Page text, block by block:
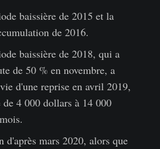
baissière de 2015 et la
de 2016.
baissière de 2018, qui a
de 50 % en novembre, a
d'une reprise en avril 2019,
de 4 000 dollars à 14 000
d'après mars 2020, alors que